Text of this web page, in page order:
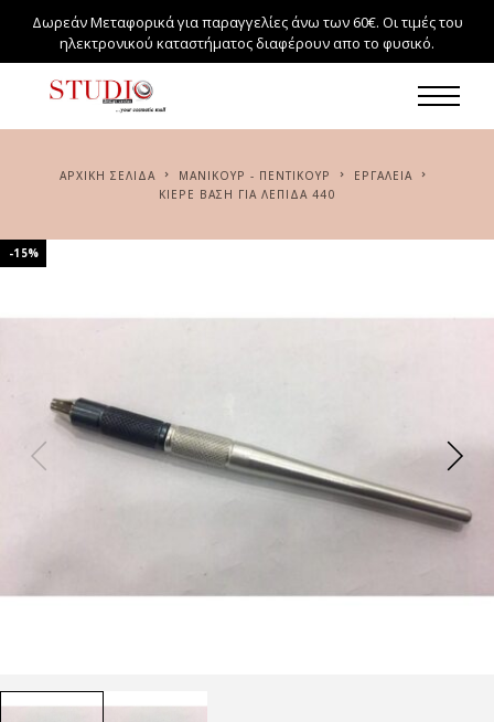
Δωρεάν Μεταφορικά για παραγγελίες άνω των 60€. Οι τιμές του
ηλεκτρονικού καταστήματος διαφέρουν απο το φυσικό.
ΑΡΧΙΚΉ ΣΕΛΊΔΑ ΜΑΝΙΚΟΥΡ - ΠΕΝΤΙΚΟΥΡ
ΕΡΓΑΛΕΙΑ
KIEPE ΒΆΣΗ ΓΙΑ ΛΕΠΊΔΑ 440
-15%